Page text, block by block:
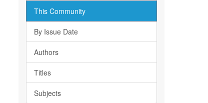
This Community
By Issue Date
Authors
Titles
Subjects